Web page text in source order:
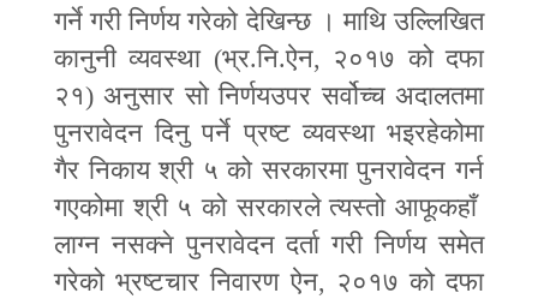
गर्ने गरी निर्णय गरेको देखिन्छ । माथि उल्लिखित
कानुनी व्यवस्था (भ्र.नि.ऐन, २०१७ को दफा
२१) अनुसार सो निर्णयउपर सर्वोच्च अदालतमा
पुनरावेदन दिनु पर्ने प्रष्ट व्यवस्था भइरहेकोमा
गैर निकाय श्री ५ को सरकारमा पुनरावेदन गर्न
गएकोमा श्री ५ को सरकारले त्यस्तो आफूकहाँ
लाग्न नसक्ने पुनरावेदन दर्ता गरी निर्णय समेत
गरेको भ्रष्टचार निवारण ऐन, २०१७ को दफा